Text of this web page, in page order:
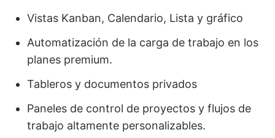
Vistas Kanban, Calendario, Lista y gráfico
Automatización de la carga de trabajo en los
planes premium.
Tableros y documentos privados
Paneles de control de proyectos y flujos de
trabajo altamente personalizables.